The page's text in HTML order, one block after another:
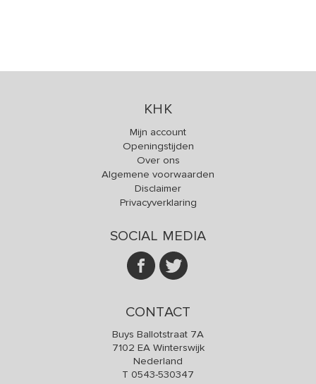
KHK
Mijn account
Openingstijden
Over ons
Algemene voorwaarden
Disclaimer
Privacyverklaring
SOCIAL MEDIA
CONTACT
Buys Ballotstraat 7A
7102 EA Winterswijk
Nederland
T 0543-530347